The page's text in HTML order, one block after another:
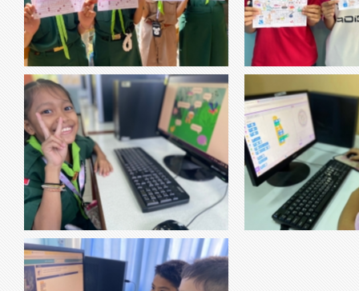
หมายของสำนวนไทย
-นักเรียนรู้จักและจำอักษรน
thumbnail-638652.jpg
วิชาคอมพิวเตอร์ ป.5 สัตว์หรรษา ????????????
นร.เขียนคำสั่งควบคุมโปรแกรมโดยสั่งให้เมื่อคลิก
ที่สัตว์แล้ว ให้แสดงชื่อของสัตว์แต่ละชนิดเป็น
ภาษาไทยและภาษาอังกฤษ
วิชาคอมพิวเตอร์ thumbnail-658360.jpg
วิชาคอมพิ